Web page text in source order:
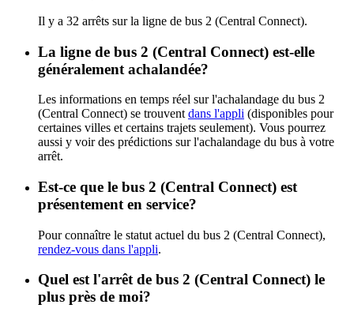
Il y a 32 arrêts sur la ligne de bus 2 (Central Connect).
La ligne de bus 2 (Central Connect) est-elle
généralement achalandée?
Les informations en temps réel sur l'achalandage du bus 2
(Central Connect) se trouvent dans l'appli (disponibles pour
certaines villes et certains trajets seulement). Vous pourrez
aussi y voir des prédictions sur l'achalandage du bus à votre
arrêt.
Est-ce que le bus 2 (Central Connect) est
présentement en service?
Pour connaître le statut actuel du bus 2 (Central Connect),
rendez-vous dans l'appli.
Quel est l'arrêt de bus 2 (Central Connect) le
plus près de moi?